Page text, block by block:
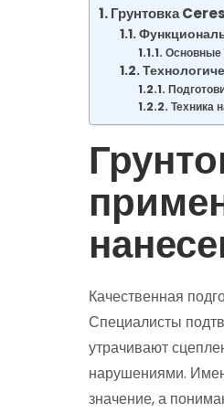
Грунтовка
Основные
Техника
Качественная
Специалисты
утрачивают
нарушениями.
значение, а